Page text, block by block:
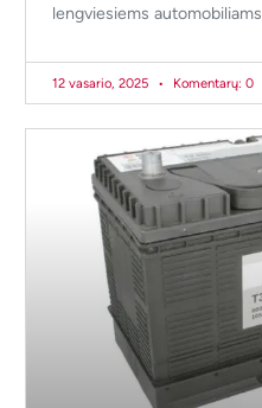
lengviesiems automobiliams
12 vasario, 2025 Komentarų: 0